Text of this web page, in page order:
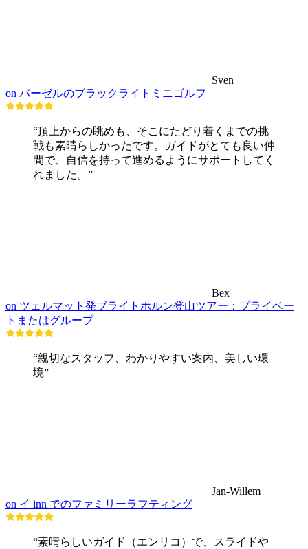
Sven
on バーゼルのブラックライトミニゴルフ
“頂上からの眺めも、そこにたどり着くまでの挑
戦も素晴らしかったです。ガイドがとても良い仲
間で、自信を持って進めるようにサポートしてく
れました。”
Bex
on ツェルマット発ブライトホルン登山ツアー：プライベー
トまたはグループ
“親切なスタッフ、わかりやすい案内、美しい環
境”
Jan-Willem
on イ inn でのファミリーラフティング
“素晴らしいガイド（エンリコ）で、スライドや